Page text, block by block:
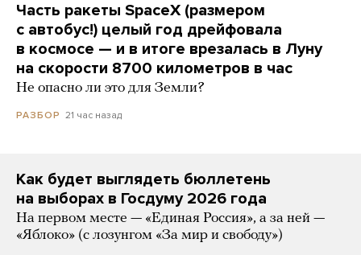
Часть ракеты SpaceX (размером
с автобус!) целый год дрейфовала
в космосе — и в итоге врезалась в Луну
на скорости 8700 километров в час
Не опасно ли это для Земли?
РАЗБОР 21 час назад
Как будет выглядеть бюллетень
на выборах в Госдуму 2026 года
На первом месте — «Единая Россия», а за ней —
«Яблоко» (с лозунгом «За мир и свободу»)